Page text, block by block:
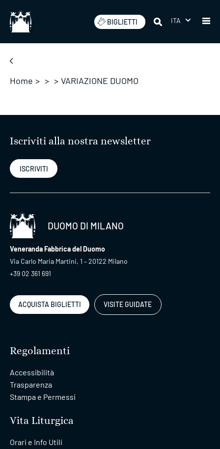
BIGLIETTI ITA
Home > > > VARIAZIONE DUOMO
Iscriviti alla nostra newsletter
ISCRIVITI
DUOMO DI MILANO
Veneranda Fabbrica del Duomo
Via Carlo Maria Martini, 1 – 20122 Milano
+39 02 361 691
ACQUISTA BIGLIETTI VISITE GUIDATE
Regolamenti
Accessibilità
Trasparenza
Stampa e Permessi
Vita Liturgica
Orari e Info Utili